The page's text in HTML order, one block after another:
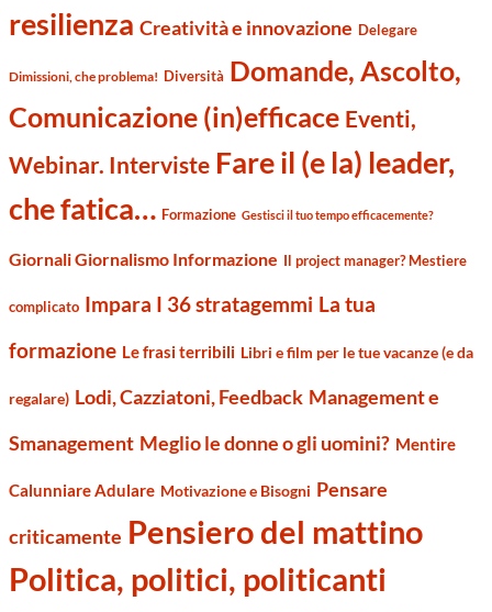
resilienza Creatività e innovazione Delegare
Dimissioni, che problema! Diversità Domande, Ascolto,
Comunicazione (in)efficace Eventi,
Webinar. Interviste Fare il (e la) leader,
che fatica… Formazione Gestisci il tuo tempo efficacemente?
Giornali Giornalismo Informazione Il project manager? Mestiere
complicato Impara I 36 stratagemmi La tua
formazione Le frasi terribili Libri e film per le tue vacanze (e da
regalare) Lodi, Cazziatoni, Feedback Management e
Smanagement Meglio le donne o gli uomini? Mentire
Calunniare Adulare Motivazione e Bisogni Pensare
criticamente Pensiero del mattino
Politica, politici, politicanti